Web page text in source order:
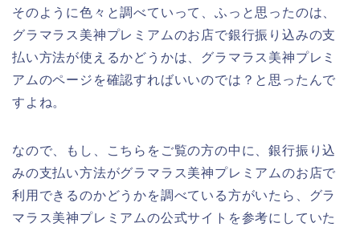
そのように色々と調べていって、ふっと思ったのは、
グラマラス美神プレミアムのお店で銀行振り込みの支
払い方法が使えるかどうかは、グラマラス美神プレミ
アムのページを確認すればいいのでは？と思ったんで
すよね。
なので、もし、こちらをご覧の方の中に、銀行振り込
みの支払い方法がグラマラス美神プレミアムのお店で
利用できるのかどうかを調べている方がいたら、グラ
マラス美神プレミアムの公式サイトを参考にしていた